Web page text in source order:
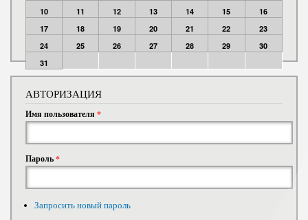
10
11 12 13 14 15
16
17
18 19 20 21 22
23
24
25 26 27 28 29
30
31
АВТОРИЗАЦИЯ
Имя пользователя *
Пароль*
Запросить новый пароль